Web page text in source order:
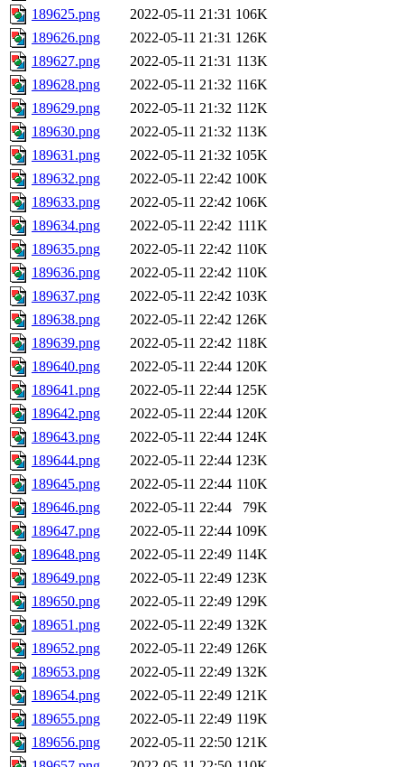
189625.png
2022-05-11 21:31 106K
189626.png
2022-05-11 21:31 126K
189627.png
2022-05-11 21:31 113K
189628.png
2022-05-11 21:32 116K
189629.png
2022-05-11 21:32 112K
189630.png
2022-05-11 21:32 113K
189631.png
2022-05-11 21:32 105K
189632.png
2022-05-11 22:42 100K
189633.png
2022-05-11 22:42 106K
189634.png
2022-05-11 22:42 111K
189635.png
2022-05-11 22:42 110K
189636.png
2022-05-11 22:42 110K
189637.png
2022-05-11 22:42 103K
189638.png
2022-05-11 22:42 126K
189639.png
2022-05-11 22:42 118K
189640.png
2022-05-11 22:44 120K
189641.png
2022-05-11 22:44 125K
189642.png
2022-05-11 22:44 120K
189643.png
2022-05-11 22:44 124K
189644.png
2022-05-11 22:44 123K
189645.png
2022-05-11 22:44 110K
189646.png
2022-05-11 22:44
79K
189647.png
2022-05-11 22:44 109K
189648.png
2022-05-11 22:49 114K
189649.png
2022-05-11 22:49 123K
189650.png
2022-05-11 22:49 129K
189651.png
2022-05-11 22:49 132K
189652.png
2022-05-11 22:49 126K
189653.png
2022-05-11 22:49 132K
189654.png
2022-05-11 22:49 121K
189655.png
2022-05-11 22:49 119K
189656.png
2022-05-11 22:50 121K